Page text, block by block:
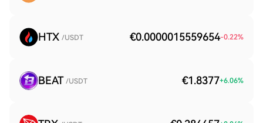
HTX /USDT €0.0000015559654-0.22%
BEAT /USDT €1.8377+6.06%